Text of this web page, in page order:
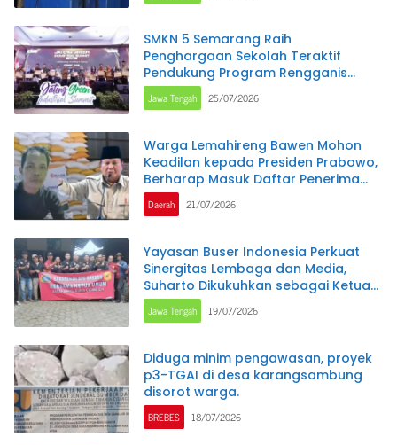
SMKN 5 Semarang Raih
Penghargaan Sekolah Teraktif
Pendukung Program Rengganis
Mengajar pada Jateng Green
Industry Summit 2026
Jawa Tengah 25/07/2026
Warga Lemahireng Bawen Mohon
Keadilan kepada Presiden Prabowo,
Berharap Masuk Daftar Penerima
Bantuan Pangan
Daerah 21/07/2026
Yayasan Buser Indonesia Perkuat
Sinergitas Lembaga dan Media,
Suharto Dikukuhkan sebagai Ketua
DPC Brebes
Jawa Tengah 19/07/2026
Diduga minim pengawasan, proyek
p3-TGAI di desa karangsambung
disorot warga.
BREBES 18/07/2026